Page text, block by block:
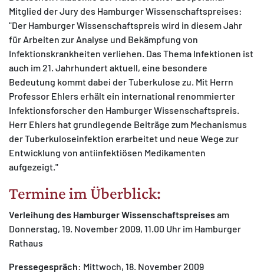
Mitglied der Jury des Hamburger Wissenschaftspreises:
"Der Hamburger Wissenschaftspreis wird in diesem Jahr
für Arbeiten zur Analyse und Bekämpfung von
Infektionskrankheiten verliehen. Das Thema Infektionen ist
auch im 21. Jahrhundert aktuell, eine besondere
Bedeutung kommt dabei der Tuberkulose zu. Mit Herrn
Professor Ehlers erhält ein international renommierter
Infektionsforscher den Hamburger Wissenschaftspreis.
Herr Ehlers hat grundlegende Beiträge zum Mechanismus
der Tuberkuloseinfektion erarbeitet und neue Wege zur
Entwicklung von antiinfektiösen Medikamenten
aufgezeigt."
Termine im Überblick:
Verleihung des Hamburger Wissenschaftspreisesam
Donnerstag, 19. November 2009, 11.00 Uhr im Hamburger
Rathaus
Pressegespräch: Mittwoch, 18. November 2009